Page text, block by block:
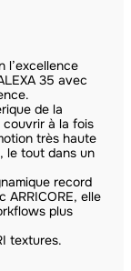
l’excellence
35 avec
de la
couvrir à la fois
très haute
le tout dans un
record
ARRICORE, elle
plus
textures.